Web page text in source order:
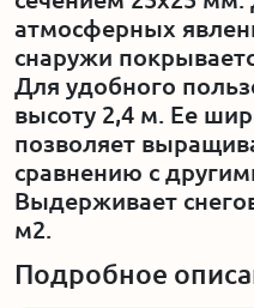
атмосферных
снаружи
Для удобного
высоту 2,4 м. Ее
позволяет
сравнению с
Выдерживает
м2.
Подробное